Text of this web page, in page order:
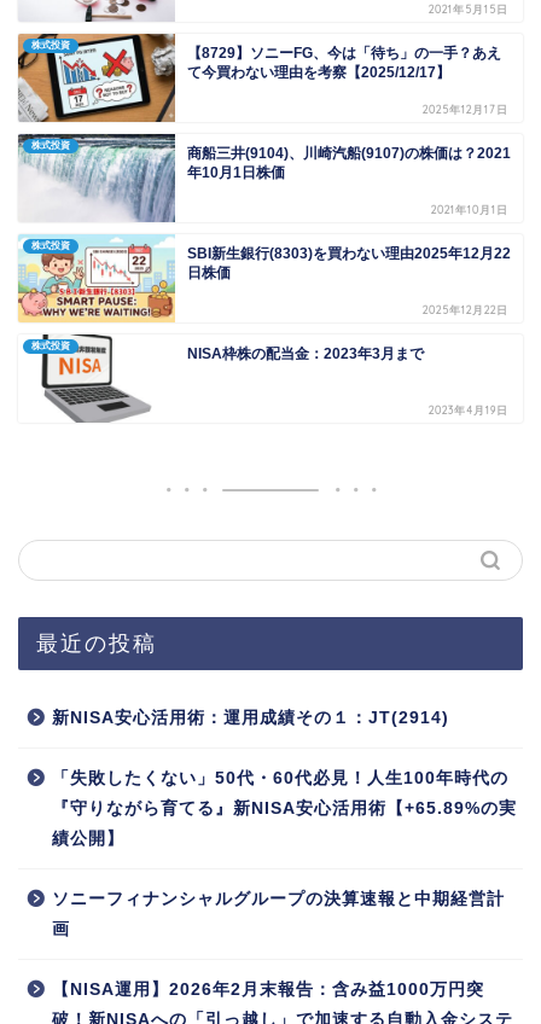
2021年5月15日
株式投資
【8729】ソニーFG、今は「待ち」の一手？あえ
て今買わない理由を考察【2025/12/17】
2025年12月17日
株式投資
商船三井(9104)、川崎汽船(9107)の株価は？2021
年10月1日株価
2021年10月1日
株式投資
SBI新生銀行(8303)を買わない理由2025年12月22
日株価
2025年12月22日
株式投資 NISA枠株の配当金：2023年3月まで
2023年4月19日
最近の投稿
新NISA安心活用術：運用成績その１：JT(2914)
「失敗したくない」50代・60代必見！人生100年時代の
『守りながら育てる』新NISA安心活用術【+65.89%の実
績公開】
ソニーフィナンシャルグループの決算速報と中期経営計
画
【NISA運用】2026年2月末報告：含み益1000万円突
破！新NISAへの「引っ越し」で加速する自動入金システ